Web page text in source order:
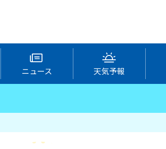
ニュース 天気予報